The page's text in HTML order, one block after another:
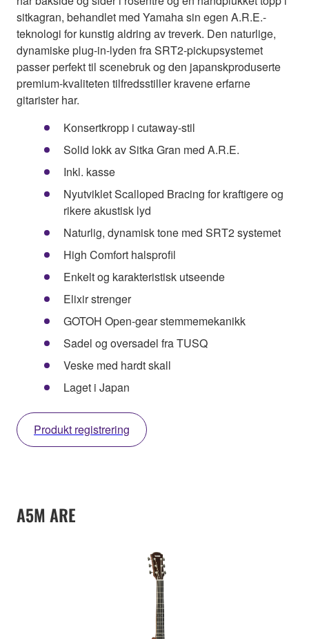
sitkagran, behandlet med Yamaha sin egen A.R.E.-
teknologi for kunstig aldring av treverk. Den naturlige,
dynamiske plug-in-lyden fra SRT2-pickupsystemet
passer perfekt til scenebruk og den japanskproduserte
premium-kvaliteten tilfredsstiller kravene erfarne
gitarister har.
Konsertkropp i cutaway-stil
Solid lokk av Sitka Gran med A.R.E.
Inkl. kasse
Nyutviklet Scalloped Bracing for kraftigere og
rikere akustisk lyd
Naturlig, dynamisk tone med SRT2 systemet
High Comfort halsprofil
Enkelt og karakteristisk utseende
Elixir strenger
GOTOH Open-gear stemmemekanikk
Sadel og oversadel fra TUSQ
Veske med hardt skall
Laget i Japan
Produkt registrering
A5M ARE